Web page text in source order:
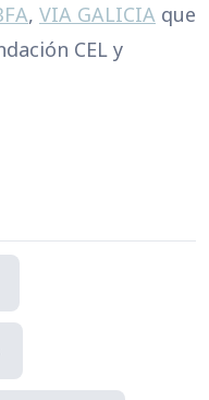
, VIA GALICIA que
CEL y